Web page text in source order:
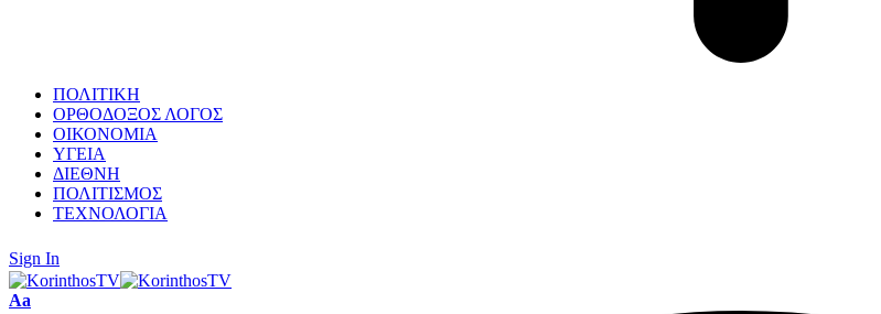
ΠΟΛΙΤΙΚΗ
ΟΡΘΟΔΟΞΟΣ ΛΟΓΟΣ
ΟΙΚΟΝΟΜΙΑ
ΥΓΕΙΑ
ΔΙΕΘΝΗ
ΠΟΛΙΤΙΣΜΟΣ
ΤΕΧΝΟΛΟΓΙΑ
Sign In
Font
Aa